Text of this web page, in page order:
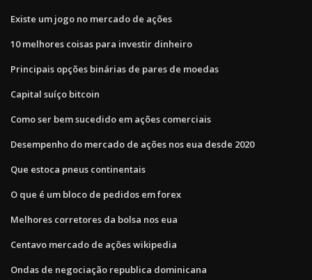
Existe um jogo no mercado de ações
10 melhores coisas para investir dinheiro
Principais opções binárias de pares de moedas
Capital suíço bitcoin
Como ser bem sucedido em ações comerciais
Desempenho do mercado de ações nos eua desde 2020
Que estoca pneus continentais
O que é um bloco de pedidos em forex
Melhores corretores da bolsa nos eua
Centavo mercado de ações wikipedia
Ondas de negociação republica dominicana